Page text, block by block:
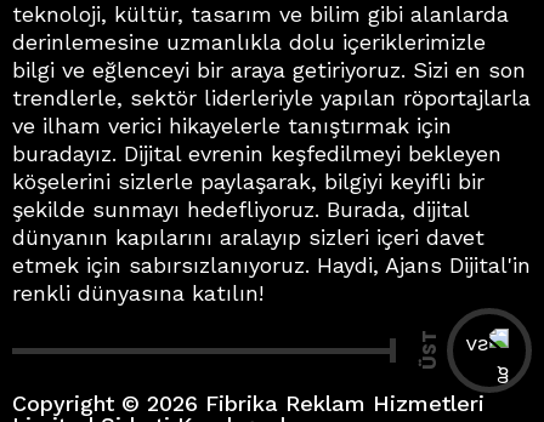
teknoloji, kültür, tasarım ve bilim gibi alanlarda
derinlemesine uzmanlıkla dolu içeriklerimizle
bilgi ve eğlenceyi bir araya getiriyoruz. Sizi en son
trendlerle, sektör liderleriyle yapılan röportajlarla
ve ilham verici hikayelerle tanıştırmak için
buradayız. Dijital evrenin keşfedilmeyi bekleyen
köşelerini sizlerle paylaşarak, bilgiyi keyifli bir
şekilde sunmayı hedefliyoruz. Burada, dijital
dünyanın kapılarını aralayıp sizleri içeri davet
etmek için sabırsızlanıyoruz. Haydi, Ajans Dijital'in
renkli dünyasına katılın!
ÜST
Copyright © 2026 Fibrika Reklam Hizmetleri